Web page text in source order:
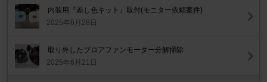
内装用『差し色キット』取付(モニター依頼案件)
2025年6月28日
取り外したブロアファンモーター分解掃除
2025年6月21日